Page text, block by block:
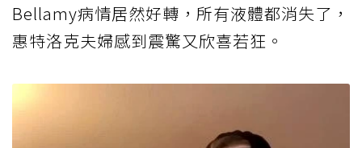
Bellamy病情居然好轉，所有液體都消失了，
惠特洛克夫婦感到震驚又欣喜若狂。